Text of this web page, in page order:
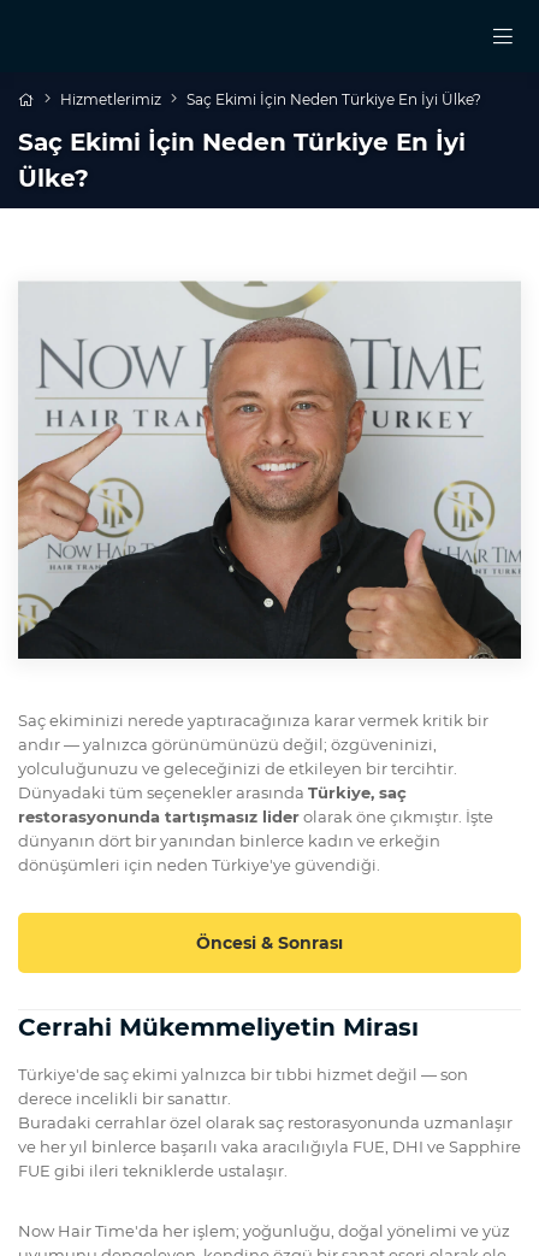
Hizmetlerimiz Saç Ekimi İçin Neden Türkiye En İyi Ülke?
Saç Ekimi İçin Neden Türkiye En İyi
Ülke?
Saç ekiminizi nerede yaptıracağınıza karar vermek kritik bir
andır — yalnızca görünümünüzü değil; özgüveninizi,
yolculuğunuzu ve geleceğinizi de etkileyen bir tercihtir.
Dünyadaki tüm seçenekler arasında Türkiye, saç
restorasyonunda tartışmasız liderolarak öne çıkmıştır. İşte
dünyanın dört bir yanından binlerce kadın ve erkeğin
dönüşümleri için neden Türkiye'ye güvendiği.
Öncesi & Sonrası
Cerrahi Mükemmeliyetin Mirası
Türkiye'de saç ekimi yalnızca bir tıbbi hizmet değil — son
derece incelikli bir sanattır.
Buradaki cerrahlar özel olarak saç restorasyonunda uzmanlaşır
ve her yıl binlerce başarılı vaka aracılığıyla FUE, DHI ve Sapphire
FUE gibi ileri tekniklerde ustalaşır.
Now Hair Time'da her işlem; yoğunluğu, doğal yönelimi ve yüz